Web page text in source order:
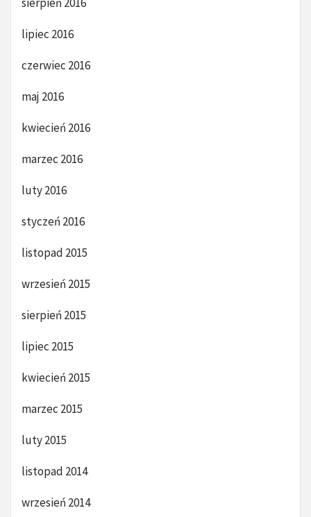
lipiec 2016
czerwiec 2016
maj 2016
kwiecień 2016
marzec 2016
luty 2016
styczeń 2016
listopad 2015
wrzesień 2015
sierpień 2015
lipiec 2015
kwiecień 2015
marzec 2015
luty 2015
listopad 2014
wrzesień 2014